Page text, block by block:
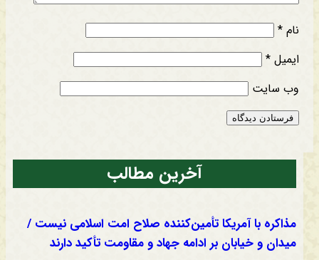
نام *
ایمیل *
وب‌ سایت
آخرین مطالب
مذاکره با آمریکا تأمین‌کننده صلاح امت اسلامی نیست /
میدان و خیابان بر ادامه جهاد و مقاومت تأکید دارند